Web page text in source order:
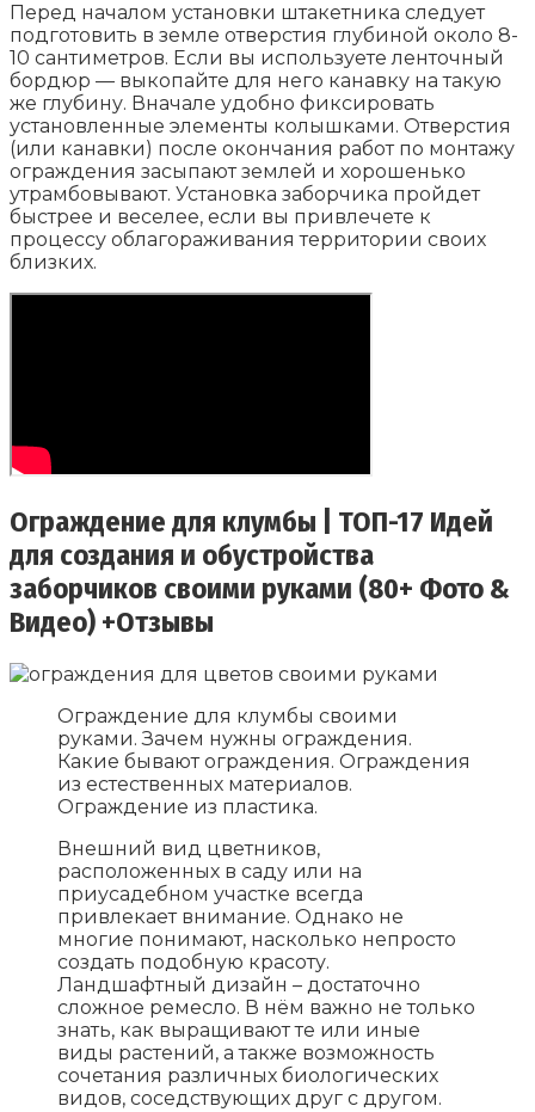
Перед началом установки штакетника следует
подготовить в земле отверстия глубиной около 8-
10 сантиметров. Если вы используете ленточный
бордюр — выкопайте для него канавку на такую
же глубину. Вначале удобно фиксировать
установленные элементы колышками. Отверстия
(или канавки) после окончания работ по монтажу
ограждения засыпают землей и хорошенько
утрамбовывают. Установка заборчика пройдет
быстрее и веселее, если вы привлечете к
процессу облагораживания территории своих
близких.
Ограждение для клумбы | ТОП-17 Идей
для создания и обустройства
заборчиков своими руками (80+ Фото &
Видео) +Отзывы
Ограждение для клумбы своими
руками. Зачем нужны ограждения.
Какие бывают ограждения. Ограждения
из естественных материалов.
Ограждение из пластика.
Внешний вид цветников,
расположенных в саду или на
приусадебном участке всегда
привлекает внимание. Однако не
многие понимают, насколько непросто
создать подобную красоту.
Ландшафтный дизайн – достаточно
сложное ремесло. В нём важно не только
знать, как выращивают те или иные
виды растений, а также возможность
сочетания различных биологических
видов, соседствующих друг с другом.